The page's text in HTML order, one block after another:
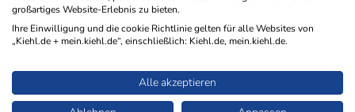
großartiges Website-Erlebnis zu bieten.
Ihre Einwilligung und die cookie Richtlinie gelten für alle Websites von
„Kiehl.de + mein.kiehl.de“, einschließlich: Kiehl.de, mein.kiehl.de.
Alle akzeptieren
WIR ÜBER UNS
ERKLÄRUNG ZUR BARRIEREFREIHEIT